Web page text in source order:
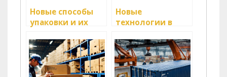
Новые способы
упаковки и их
логистику
Новые
технологии в
грузов